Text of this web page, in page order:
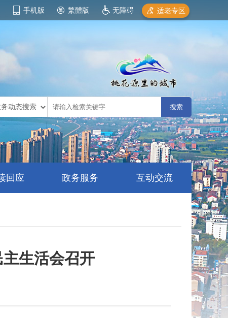
手机版 繁體版 无障碍 适老专区
回应 政务服务 互动交流
生活会召开